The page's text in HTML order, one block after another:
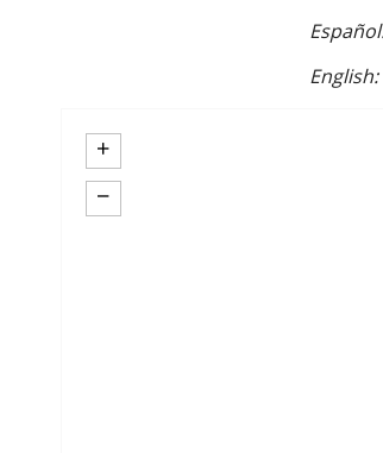
Español
English
+
−